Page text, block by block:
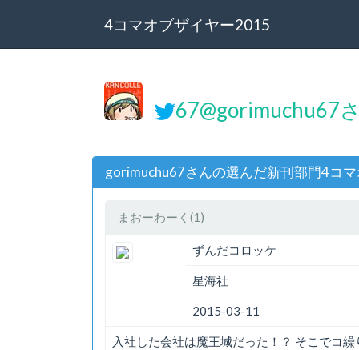
4コマオブザイヤー2015
67@gorimuchu67
gorimuchu67さんの選んだ新刊部門4コ
まおーわーく(1)
ずんだコロッケ
星海社
2015-03-11
入社した会社は魔王城だった！？ そこでコ